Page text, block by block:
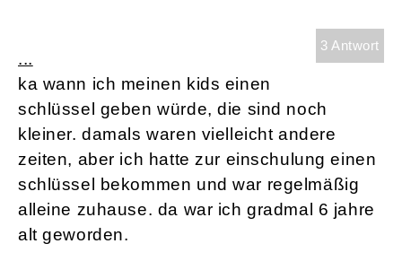
3 Antwort
...
ka wann ich meinen kids einen
schlüssel geben würde, die sind noch
kleiner. damals waren vielleicht andere
zeiten, aber ich hatte zur einschulung einen
schlüssel bekommen und war regelmäßig
alleine zuhause. da war ich gradmal 6 jahre
alt geworden.